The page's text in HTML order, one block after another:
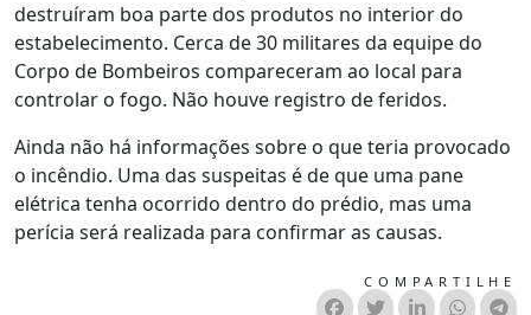
destruíram boa parte dos produtos no interior do
estabelecimento. Cerca de 30 militares da equipe do
Corpo de Bombeiros compareceram ao local para
controlar o fogo. Não houve registro de feridos.
Ainda não há informações sobre o que teria provocado
o incêndio. Uma das suspeitas é de que uma pane
elétrica tenha ocorrido dentro do prédio, mas uma
perícia será realizada para confirmar as causas.
COMPARTILHE